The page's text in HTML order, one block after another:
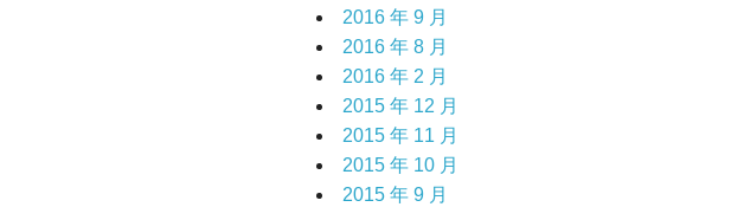
2016 年 9 月
2016 年 8 月
2016 年 2 月
2015 年 12 月
2015 年 11 月
2015 年 10 月
2015 年 9 月